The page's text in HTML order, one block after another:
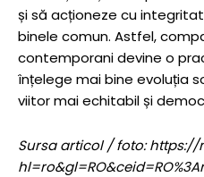
și să acționeze cu
binele comun. Astfel,
contemporani devine o
înțelege mai bine evoluția
viitor mai echitabil și
Sursa articol / foto: